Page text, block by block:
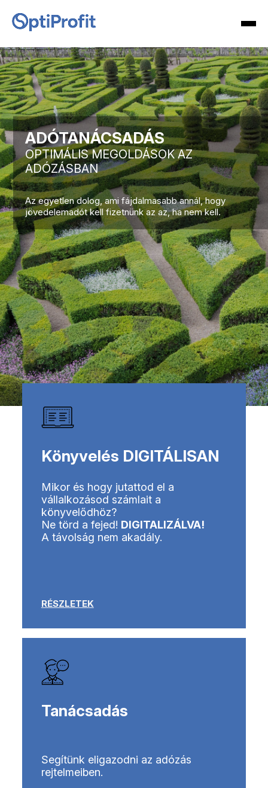
ADÓTANÁCSADÁS
OPTIMÁLIS MEGOLDÁSOK AZ
ADÓZÁSBAN
Az egyetlen dolog, ami fájdalmasabb annál, hogy
jövedelemadót kell fizetnünk az az, ha nem kell.
Könyvelés DIGITÁLISAN
Mikor és hogy jutattod el a
vállalkozásod számlait a
könyvelődhöz?
Ne törd a fejed! DIGITALIZÁLVA!
A távolság nem akadály.
RÉSZLETEK
Tanácsadás
Segítünk eligazodni az adózás
rejtelmeiben.